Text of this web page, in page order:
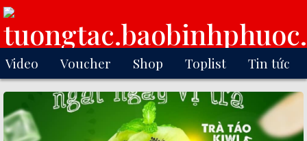
Video Voucher Shop Toplist Tin tức